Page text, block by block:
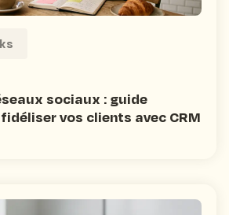
sociaux : guide
vos clients avec CRM